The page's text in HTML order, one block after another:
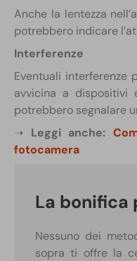
Anche la lentezza
potrebbero indicare
Interferenze
Eventuali interferenze
avvicina a dispositivi
potrebbero segnalare
➝ Leggi anche:
fotocamera
La bonifica
Nessuno dei
sopra ti offre la